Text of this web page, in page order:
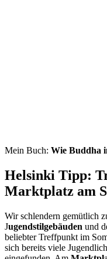
Mein Buch: Wie Buddha
Helsinki Tipp:
Marktplatz am
Wir schlendern gemütlich
Jugendstilgebäuden und
beliebter Treffpunkt im
sich bereits viele